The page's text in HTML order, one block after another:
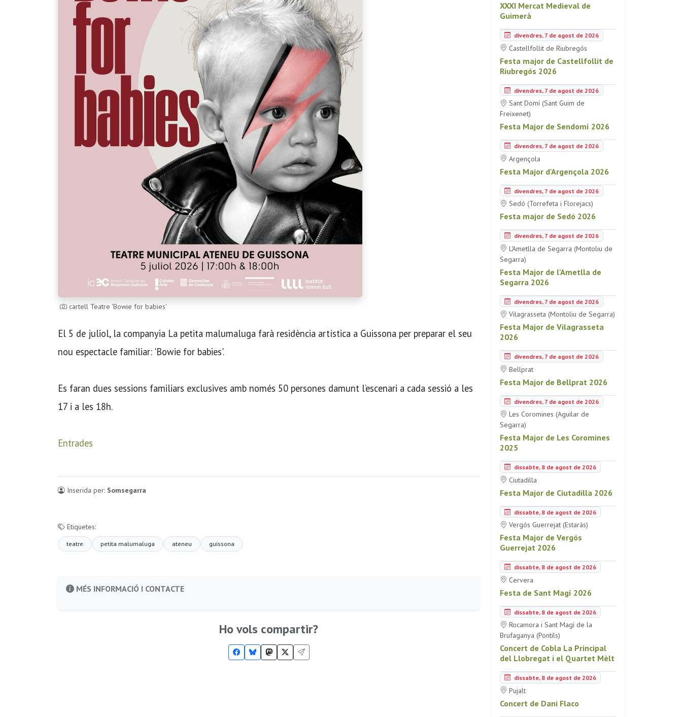
cartell Teatre 'Bowie for babies'
El 5 de juliol, la companyia La petita malumaluga farà residència artística a Guissona per preparar el seu
nou espectacle familiar: 'Bowie for babies'.
Es faran dues sessions familiars exclusives amb només 50 persones damunt l’escenari a cada sessió a les
17 i a les 18h.
Entrades
Inserida per: Somsegarra
Etiquetes:
teatre petita malumaluga ateneu guissona
MÉS INFORMACIÓ I CONTACTE
Ho vols compartir?
XXXI Mercat Medieval de
Guimerà
divendres, 7 de agost de 2026
Castellfollit de Riubregós
Festa major de Castellfollit de
Riubregós 2026
divendres, 7 de agost de 2026
Sant Domí (Sant Guim de
Freixenet)
Festa Major de Sendomí 2026
divendres, 7 de agost de 2026
Argençola
Festa Major d'Argençola 2026
divendres, 7 de agost de 2026
Sedó (Torrefeta i Florejacs)
Festa major de Sedó 2026
divendres, 7 de agost de 2026
L'Ametlla de Segarra (Montoliu de
Segarra)
Festa Major de l'Ametlla de
Segarra 2026
divendres, 7 de agost de 2026
Vilagrasseta (Montoliu de Segarra)
Festa Major de Vilagrasseta
2026
divendres, 7 de agost de 2026
Bellprat
Festa Major de Bellprat 2026
divendres, 7 de agost de 2026
Les Coromines (Aguilar de
Segarra)
Festa Major de Les Coromines
2025
dissabte, 8 de agost de 2026
Ciutadilla
Festa Major de Ciutadilla 2026
dissabte, 8 de agost de 2026
Vergós Guerrejat (Estaràs)
Festa Major de Vergós
Guerrejat 2026
dissabte, 8 de agost de 2026
Cervera
Festa de Sant Magí 2026
dissabte, 8 de agost de 2026
Rocamora i Sant Magí de la
Brufaganya (Pontils)
Concert de Cobla La Principal
del Llobregat i el Quartet Mèlt
dissabte, 8 de agost de 2026
Pujalt
Concert de Dani Flaco